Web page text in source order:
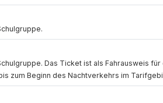
Das Ticket ist als Fahrausweis
zum Beginn des Nachtverkehrs im